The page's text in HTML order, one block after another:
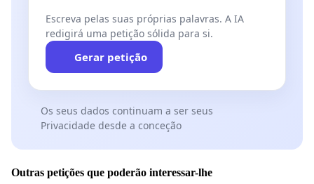
Escreva pelas suas próprias palavras. A IA
redigirá uma petição sólida para si.
Gerar petição
Os seus dados continuam a ser seus
Privacidade desde a conceção
Outras petições que poderão interessar-lhe